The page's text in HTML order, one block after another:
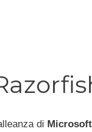
di Microsoft